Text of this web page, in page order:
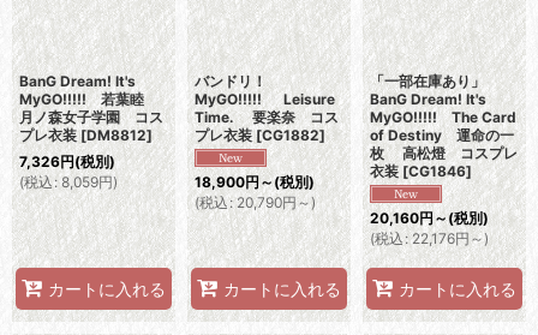
BanG Dream! It's
MyGO!!!!! 若葉睦
月ノ森女子学園 コス
プレ衣装 [DM8812]
7,326円(税別)
(税込: 8,059円)
カートに入れる
バンドリ！
MyGO!!!!! Leisure
Time. 要楽奈 コス
プレ衣装 [CG1882]
18,900円～(税別)
(税込: 20,790円～)
カートに入れる
「一部在庫あり」
BanG Dream! It's
MyGO!!!!! The Card
of Destiny 運命の一
枚 高松燈 コスプレ
衣装 [CG1846]
20,160円 ～(税別)
(税込: 22,176円～)
カートに入れる